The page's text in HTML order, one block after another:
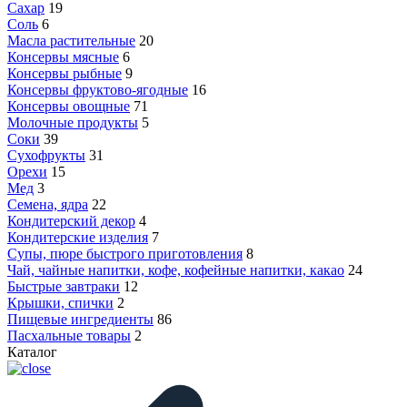
Сахар 19
Соль 6
Масла растительные 20
Консервы мясные 6
Консервы рыбные 9
Консервы фруктово-ягодные 16
Консервы овощные 71
Молочные продукты 5
Соки 39
Сухофрукты 31
Орехи 15
Мед 3
Семена, ядра 22
Кондитерский декор 4
Кондитерские изделия 7
Супы, пюре быстрого приготовления 8
Чай, чайные напитки, кофе, кофейные напитки, какао 24
Быстрые завтраки 12
Крышки, спички 2
Пищевые ингредиенты 86
Пасхальные товары 2
Каталог